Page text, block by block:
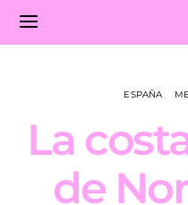
ESPAÑA
La
de